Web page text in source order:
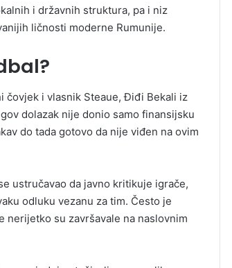
i državnih struktura, pa i niz
ličnosti moderne Rumunije.
čovjek i vlasnik Steaue, Điđi Bekali iz
dolazak nije donio samo finansijsku
do tada gotovo da nije viđen na ovim
ustručavao da javno kritikuje igrače,
odluku vezanu za tim. Često je
nerijetko su završavale na naslovnim